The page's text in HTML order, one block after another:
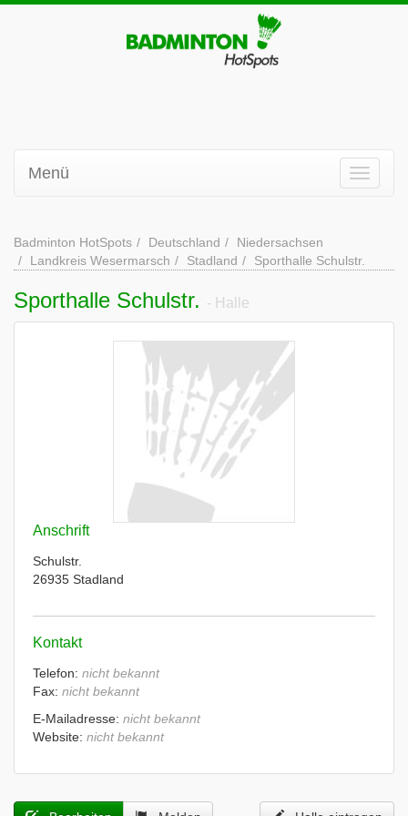
Menü
Badminton HotSpots Deutschland
Niedersachsen
Landkreis Wesermarsch
Stadland Sporthalle Schulstr.
Sporthalle Schulstr. - Halle
Anschrift
Schulstr.
26935 Stadland
Kontakt
Telefon: nicht bekannt
Fax: nicht bekannt
E-Mailadresse: nicht bekannt
Website: nicht bekannt